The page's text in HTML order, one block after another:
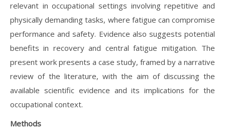
relevant in occupational settings involving repetitive and
physically demanding tasks, where fatigue can compromise
performance and safety. Evidence also suggests potential
benefits in recovery and central fatigue mitigation. The
present work presents a case study, framed by a narrative
review of the literature, with the aim of discussing the
available scientific evidence and its implications for the
occupational context.
Methods